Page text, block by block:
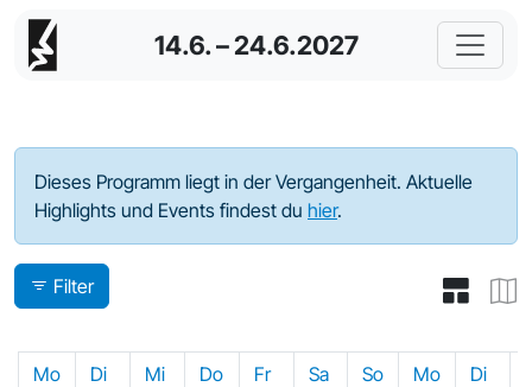
14.6. – 24.6.2027
Programm - 2024
Dieses Programm liegt in der Vergangenheit. Aktuelle
Highlights und Events findest du hier.
Filter
Mo
Di
Mi
Do
Fr
Sa
So
Mo
Di